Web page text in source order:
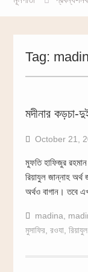
Tag:
মদীনার কড়চা-
October 21,
মুফতি হাফিজুর
রিয়াযুল জান্নাহ অর্থ
অর্থও বাগান। তবে
madina
মুসাফির, রওযা,